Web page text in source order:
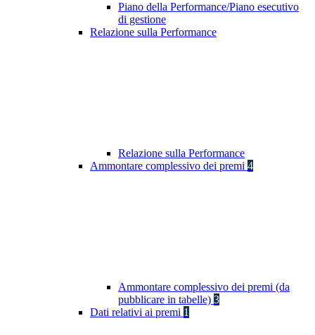
Piano della Performance/Piano esecutivo
di gestione
Relazione sulla Performance
Relazione sulla Performance
Ammontare complessivo dei premi 4
Ammontare complessivo dei premi (da
pubblicare in tabelle) 3
Dati relativi ai premi 1